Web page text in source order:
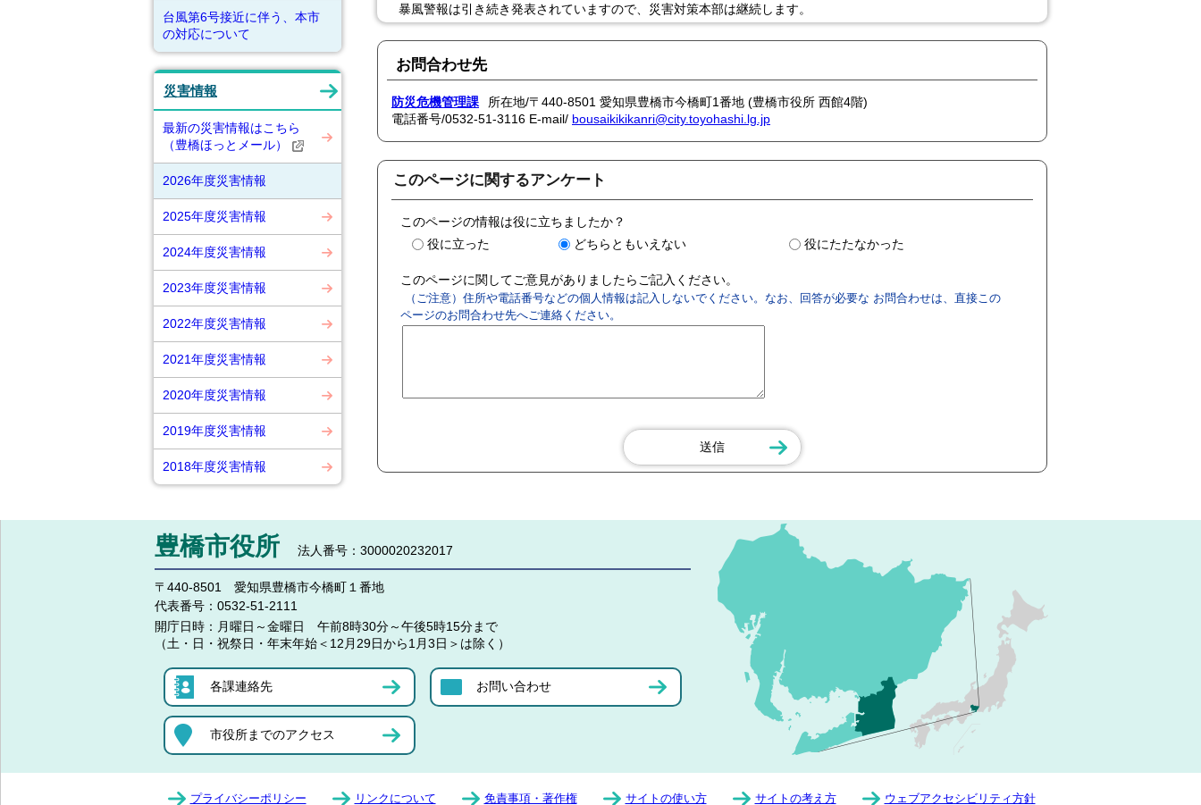
台風第6号接近に伴う、本市
の対応について
災害情報
最新の災害情報はこちら
（豊橋ほっとメール）
2026年度災害情報
2025年度災害情報
2024年度災害情報
2023年度災害情報
2022年度災害情報
2021年度災害情報
2020年度災害情報
2019年度災害情報
2018年度災害情報
暴風警報は引き続き発表されていますので、災害対策本部は継続します。
お問合わせ先
防災危機管理課
所在地/〒440-8501 愛知県豊橋市今橋町1番地 (豊橋市役所 西館4階)
電話番号/0532-51-3116 E-mail/ bousaikikikanri@city.toyohashi.lg.jp
このページに関するアンケート
このページの情報は役に立ちましたか？
役に立った
どちらともいえない 役にたたなかった
このページに関してご意見がありましたらご記入ください。
（ご注意）住所や電話番号などの個人情報は記入しないでください。なお、回答が必要な お問合わせは、直接この
ページのお問合わせ先へご連絡ください。
豊橋市役所 法人番号：3000020232017
〒440-8501 愛知県豊橋市今橋町１番地
代表番号： 0532-51-2111
開庁日時： 月曜日～金曜日 午前8時30分～午後5時15分まで
（土・日・祝祭日・年末年始＜12月29日から1月3日＞は除く）
各課連絡先 お問い合わせ
市役所までのアクセス
プライバシーポリシー リンクについて 免責事項・著作権 サイトの使い方 サイトの考え方 ウェブアクセシビリティ方針